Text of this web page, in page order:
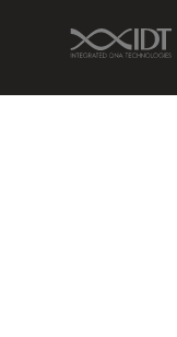
IDT Link